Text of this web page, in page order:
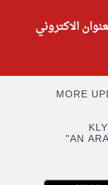
الاكتروني
MORE
"AN